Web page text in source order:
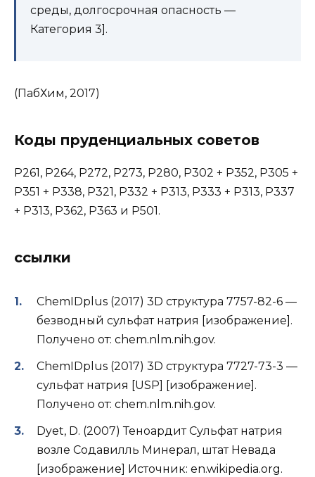
среды, долгосрочная опасность —
Категория 3].
(ПабХим, 2017)
Коды пруденциальных советов
P261, P264, P272, P273, P280, P302 + P352, P305 +
P351 + P338, P321, P332 + P313, P333 + P313, P337
+ P313, P362, P363 и P501.
ссылки
ChemIDplus (2017) 3D структура 7757-82-6 —
безводный сульфат натрия [изображение].
Получено от: chem.nlm.nih.gov.
ChemIDplus (2017) 3D структура 7727-73-3 —
сульфат натрия [USP] [изображение].
Получено от: chem.nlm.nih.gov.
Dyet, D. (2007) Теноардит Сульфат натрия
возле Содавилль Минерал, штат Невада
[изображение] Источник: en.wikipedia.org.